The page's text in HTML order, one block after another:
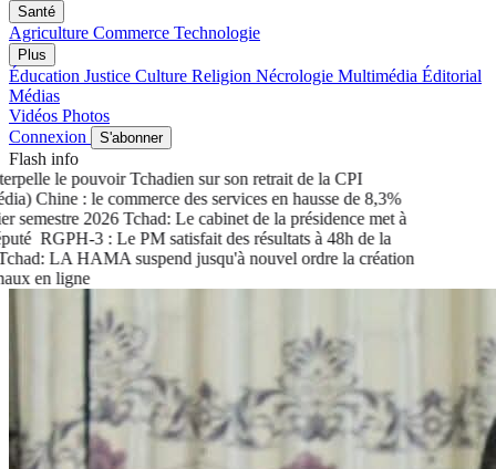
Santé
Agriculture Commerce Technologie
Plus
Éducation Justice Culture Religion Nécrologie Multimédia Éditorial
Médias
Vidéos Photos
Connexion
S'abonner
Flash info
le pouvoir Tchadien sur son retrait de la CPI
Chine : le commerce des services en hausse de 8,3%
2026Tchad: Le cabinet de la présidence met à
RGPH-3 : Le PM satisfait des résultats à 48h de la
LA HAMA suspend jusqu'à nouvel ordre la création
en ligne